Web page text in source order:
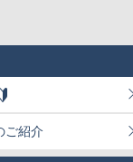
ご紹介